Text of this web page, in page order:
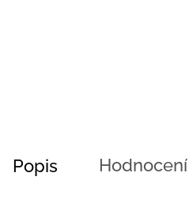
Popis Hodnocení